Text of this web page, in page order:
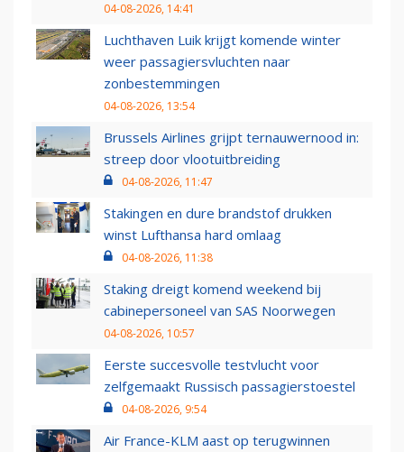
04-08-2026, 14:41
Luchthaven Luik krijgt komende winter
weer passagiersvluchten naar
zonbestemmingen
04-08-2026, 13:54
Brussels Airlines grijpt ternauwernood in:
streep door vlootuitbreiding
04-08-2026, 11:47
Stakingen en dure brandstof drukken
winst Lufthansa hard omlaag
04-08-2026, 11:38
Staking dreigt komend weekend bij
cabinepersoneel van SAS Noorwegen
04-08-2026, 10:57
Eerste succesvolle testvlucht voor
zelfgemaakt Russisch passagierstoestel
04-08-2026, 9:54
Air France-KLM aast op terugwinnen